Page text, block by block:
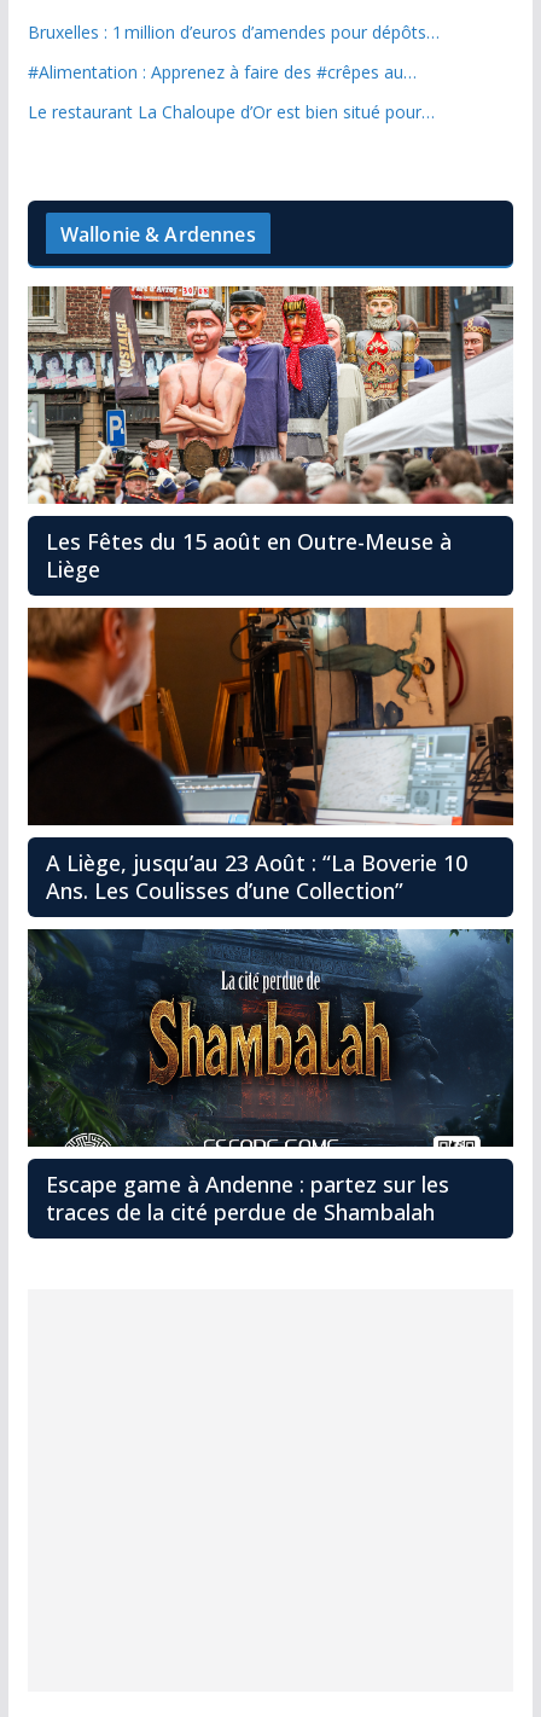
Bruxelles : 1 million d’euros d’amendes pour dépôts…
#Alimentation : Apprenez à faire des #crêpes au…
Le restaurant La Chaloupe d’Or est bien situé pour…
Wallonie & Ardennes
Les Fêtes du 15 août en Outre-Meuse à
Liège
A Liège, jusqu’au 23 Août : “La Boverie 10
Ans. Les Coulisses d’une Collection”
Escape game à Andenne : partez sur les
traces de la cité perdue de Shambalah